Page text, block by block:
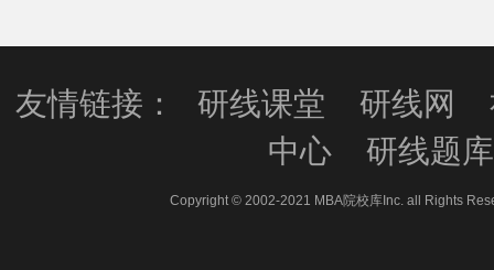
友情链接： 研线课堂 研线网
中心
研线题库
Copyright © 2002-2021 MBA院校库Inc. all Rights